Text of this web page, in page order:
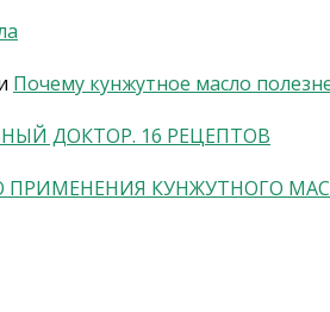
Почему кунжутное масло
ДОКТОР. 16 РЕЦЕПТОВ
ПРИМЕНЕНИЯ КУНЖУТНОГО